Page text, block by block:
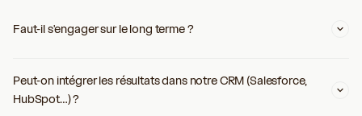
Faut-il s'engager sur le long terme ?
Peut-on intégrer les résultats dans notre CRM (Salesforce,
HubSpot…) ?